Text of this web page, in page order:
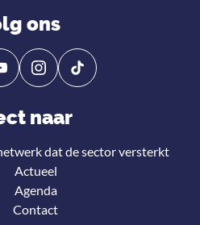
ons
naar
dat de sector versterkt
Actueel
Agenda
Contact